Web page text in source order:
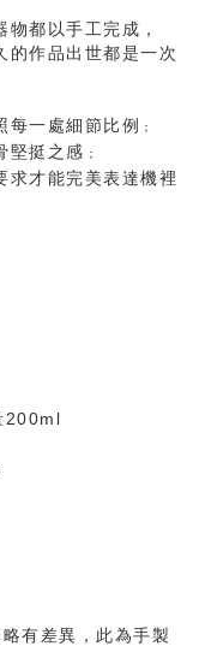
都以手工完成，
的作品出世都是一次
每一處細節比例 ；
堅挺之感 ；
求才能完美表達機裡
200ml
有差異，此為手製